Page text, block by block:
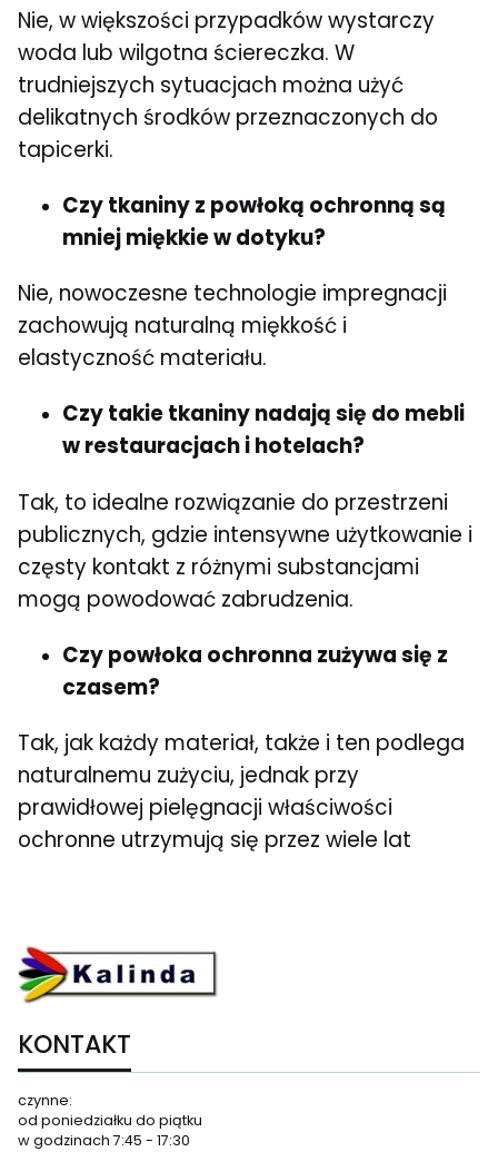
Nie, w większości przypadków wystarczy
woda lub wilgotna ściereczka. W
trudniejszych sytuacjach można użyć
delikatnych środków przeznaczonych do
tapicerki.
Czy tkaniny z powłoką ochronną są
mniej miękkie w dotyku?
Nie, nowoczesne technologie impregnacji
zachowują naturalną miękkość i
elastyczność materiału.
Czy takie tkaniny nadają się do mebli
w restauracjach i hotelach?
Tak, to idealne rozwiązanie do przestrzeni
publicznych, gdzie intensywne użytkowanie i
częsty kontakt z różnymi substancjami
mogą powodować zabrudzenia.
Czy powłoka ochronna zużywa się z
czasem?
Tak, jak każdy materiał, także i ten podlega
naturalnemu zużyciu, jednak przy
prawidłowej pielęgnacji właściwości
ochronne utrzymują się przez wiele lat
KONTAKT
czynne:
od poniedziałku do piątku
w godzinach 7:45 - 17:30